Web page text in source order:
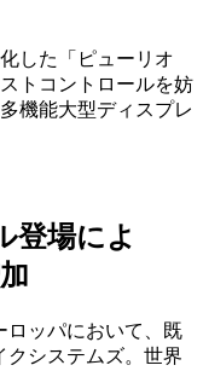
した「ピューリオ
トコントロールを妨
機能大型ディスプレ
登場によ
ロッパにおいて、既
クシステムズ。世界